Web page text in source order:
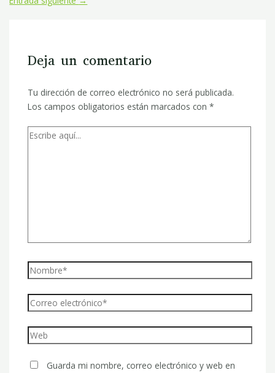
Deja un comentario
Tu dirección de correo electrónico no será publicada.
Los campos obligatorios están marcados con *
Guarda mi nombre, correo electrónico y web en